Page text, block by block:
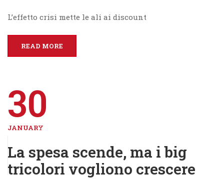
L’effetto crisi mette le ali ai discount
READ MORE
30
JANUARY
La spesa scende, ma i big
tricolori vogliono crescere